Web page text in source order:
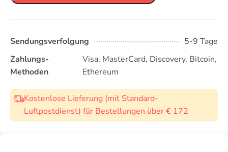
Sendungsverfolgung
5-9 Tage
Zahlungs-
Methoden
Visa, MasterCard, Discovery, Bitcoin,
Ethereum
Kostenlose Lieferung (mit Standard-
Luftpostdienst) für Bestellungen über € 172